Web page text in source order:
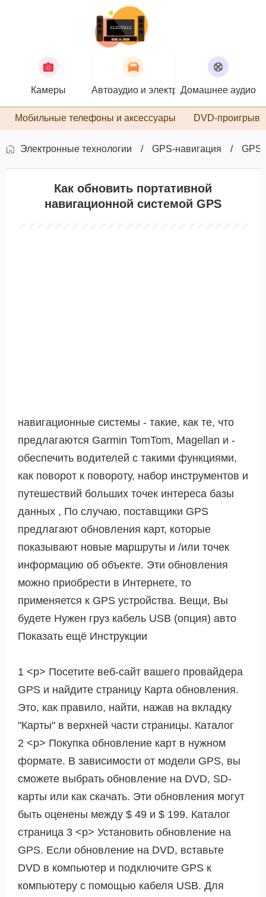
Камеры Автоаудио и электроникаДомашнее аудио
Мобильные телефоны и аксессуары DVD-
Электронные технологии GPS-навигация GPS-
Как обновить портативной
навигационной системой GPS
навигационные системы - такие, как те, что
предлагаются Garmin TomTom, Magellan и -
обеспечить водителей с такими функциями,
как поворот к повороту, набор инструментов и
путешествий больших точек интереса базы
данных , По случаю, поставщики GPS
предлагают обновления карт, которые
показывают новые маршруты и /или точек
информацию об объекте. Эти обновления
можно приобрести в Интернете, то
применяется к GPS устройства. Вещи, Вы
будете Нужен груз кабель USB (опция) авто
Показать ещё Инструкции
1 <р> Посетите веб-сайт вашего провайдера
GPS и найдите страницу Карта обновления.
Это, как правило, найти, нажав на вкладку
"Карты" в верхней части страницы. Каталог
2 <р> Покупка обновление карт в нужном
формате. В зависимости от модели GPS, вы
сможете выбрать обновление на DVD, SD-
карты или как скачать. Эти обновления могут
быть оценены между $ 49 и $ 199. Каталог
страница 3 <р> Установить обновление на
GPS. Если обновление на DVD, вставьте
DVD в компьютер и подключите GPS к
компьютеру с помощью кабеля USB. Для